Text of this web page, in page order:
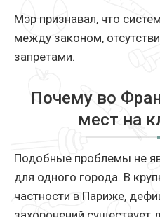
Мэр признавал, что
между законом,
запретами.
Почему во
мест на
Подобные проблемы не
для одного города. В
частности в Париже,